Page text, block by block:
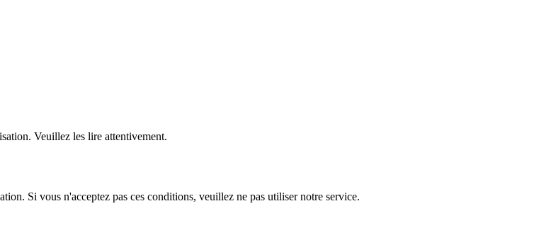
Veuillez les lire attentivement.
Si vous n'acceptez pas ces conditions, veuillez ne pas utiliser notre service.